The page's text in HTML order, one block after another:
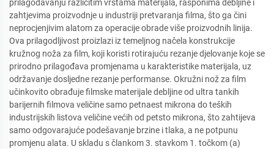
prilagođavanju različitim vrstama materijala, rasponima debljine i
zahtjevima proizvodnje u industriji pretvaranja filma, što ga čini
neprocjenjivim alatom za operacije obrade više proizvodnih linija.
Ova prilagodljivost proizlazi iz temeljnog načela konstrukcije
kružnog noža za film, koji koristi rotirajuću rezanje djelovanje koje se
prirodno prilagođava promjenama u karakteristike materijala, uz
održavanje dosljedne rezanje performanse. Okružni nož za film
učinkovito obrađuje filmske materijale debljine od ultra tankih
barijernih filmova veličine samo petnaest mikrona do teških
industrijskih listova veličine većih od petsto mikrona, što zahtijeva
samo odgovarajuće podešavanje brzine i tlaka, a ne potpunu
promjenu alata. U skladu s člankom 3. stavkom 1. točkom (a)